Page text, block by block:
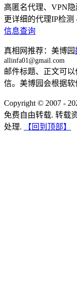
高匿名代理、VPN隐
更详细的代理IP检测
信息查询
真相网推荐：美博园
allinfa01@gmail.com
邮件标题、正文可
信。美博园会根据软
Copyright © 2007 -
免费自由转载. 转载
处理.
【回到顶部】